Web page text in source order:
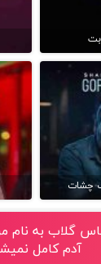
چشات
گلاب به
آدم کامل